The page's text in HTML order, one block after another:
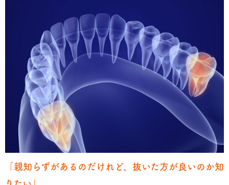
「親知らずがあるのだけれど、抜いた方が良いのか知